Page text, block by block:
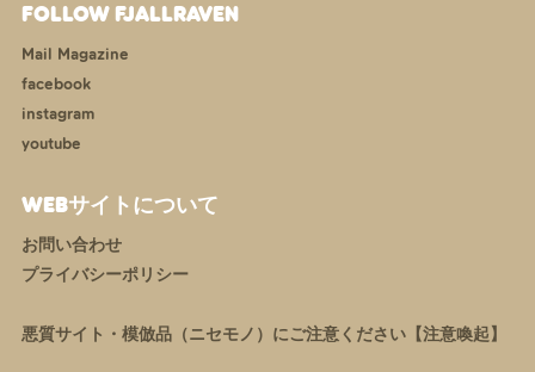
FOLLOW FJALLRAVEN
Mail Magazine
facebook
instagram
youtube
WEBサイトについて
お問い合わせ
プライバシーポリシー
悪質サイト・模倣品（ニセモノ）にご注意ください【注意喚起】